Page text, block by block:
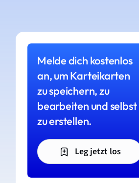
Melde dich kostenlos
an, um Karteikarten
zu speichern, zu
bearbeiten und selbst
zu erstellen.
Leg jetzt los